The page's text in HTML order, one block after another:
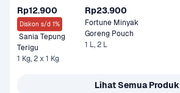
Rp12.900
Diskon s/d 1%
Sania Tepung
Terigu
1 Kg, 2 x 1 Kg
Rp23.900
Fortune Minyak
1 L, 2 L
Lihat Semua Produk